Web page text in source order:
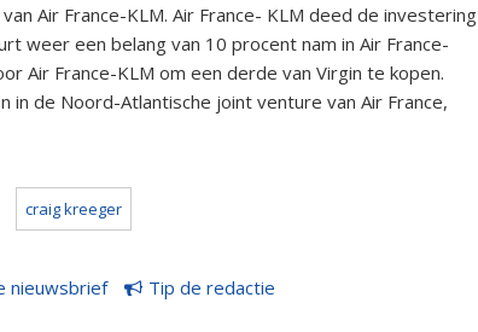
Air France-KLM. Air France- KLM deed de investering
weer een belang van 10 procent nam in Air France-
Air France-KLM om een derde van Virgin te kopen.
in de Noord-Atlantische joint venture van Air France,
craig kreeger
nieuwsbrief Tip de redactie